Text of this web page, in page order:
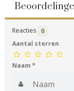
Reacties
0
Aantal sterren
Naam *